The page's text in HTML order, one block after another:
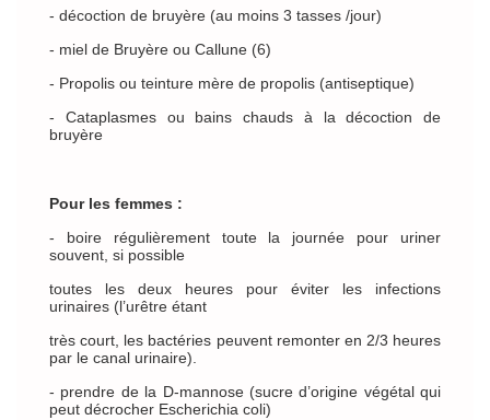
- décoction de bruyère (au moins 3 tasses /jour)
- miel de Bruyère ou Callune (6)
- Propolis ou teinture mère de propolis (antiseptique)
- Cataplasmes ou bains chauds à la décoction de
bruyère
Pour les femmes :
- boire régulièrement toute la journée pour uriner
souvent, si possible
toutes les deux heures pour éviter les infections
urinaires (l’urêtre étant
très court, les bactéries peuvent remonter en 2/3 heures
par le canal urinaire).
- prendre de la D-mannose (sucre d’origine végétal qui
peut décrocher Escherichia coli)